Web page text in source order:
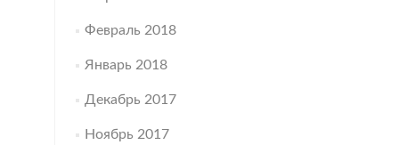
Февраль 2018
Январь 2018
Декабрь 2017
Ноябрь 2017